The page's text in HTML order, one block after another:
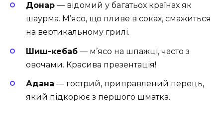
Донар — відомий у багатьох країнах як
шаурма. М’ясо, що пливе в соках, смажиться
на вертикальному грилі.
Шиш-кебаб — м’ясо на шпажці, часто з
овочами. Красива презентація!
Адана — гострий, приправлений перець,
який підкорює з першого шматка.